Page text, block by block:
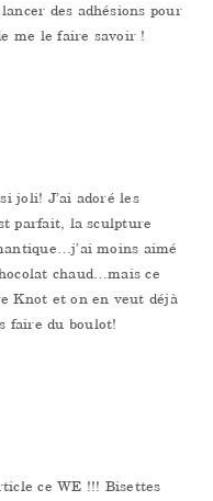
des adhésions pour
me le faire savoir !
joli! J’ai adoré les
parfait, la sculpture
moins aimé
chaud…mais ce
Knot et on en veut déjà
faire du boulot!
ce WE !!! Bisettes